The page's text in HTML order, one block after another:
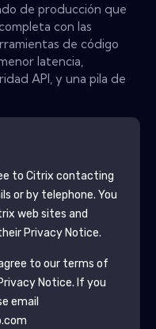
de producción que
con las
de código
latencia,
API, y una pila de
to Citrix contacting
or by telephone. You
web sites and
Privacy Notice.
to our terms of
Notice. If you
email